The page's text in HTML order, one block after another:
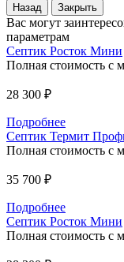
Назад Закрыть
Вас могут
параметрам
Септик Росток Мини
Полная стоимость с
28 300 ₽
Подробнее
Септик Термит
Полная стоимость с
35 700 ₽
Подробнее
Септик Росток Мини
Полная стоимость с